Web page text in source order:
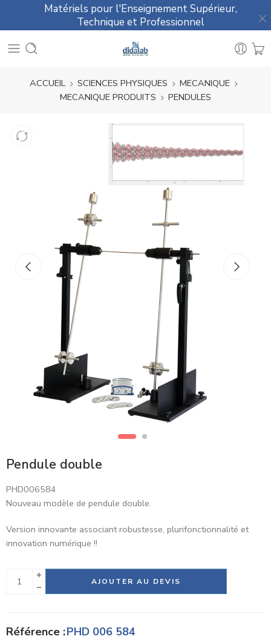
Matériels pour l'Enseignement Supérieur,
Technique et Professionnel
ACCUEIL SCIENCES PHYSIQUES
MECANIQUE
MECANIQUE PRODUITS
PENDULES
Pendule double
PHD006584
Nouveau modèle de pendule double.
Version innovante associant robustesse, plurifonctionnalité et
innovation numérique !!
AJOUTER AU DEVIS
Alternative:
Référence :PHD 006 584